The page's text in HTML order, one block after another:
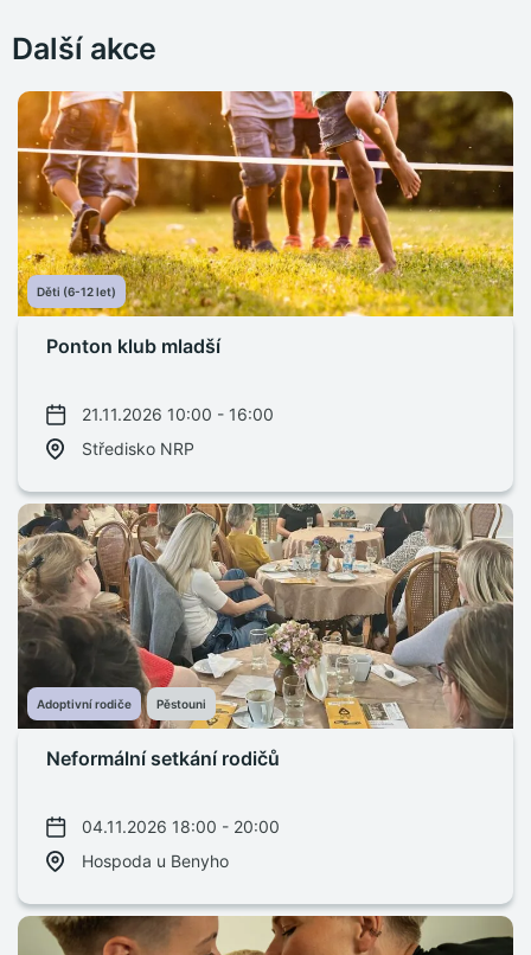
Další akce
Děti (6-12 let)
Ponton klub mladší
21.11.2026 10:00 - 16:00
Středisko NRP
Adoptivní rodiče Pěstouni
Neformální setkání rodičů
04.11.2026 18:00 - 20:00
Hospoda u Benyho